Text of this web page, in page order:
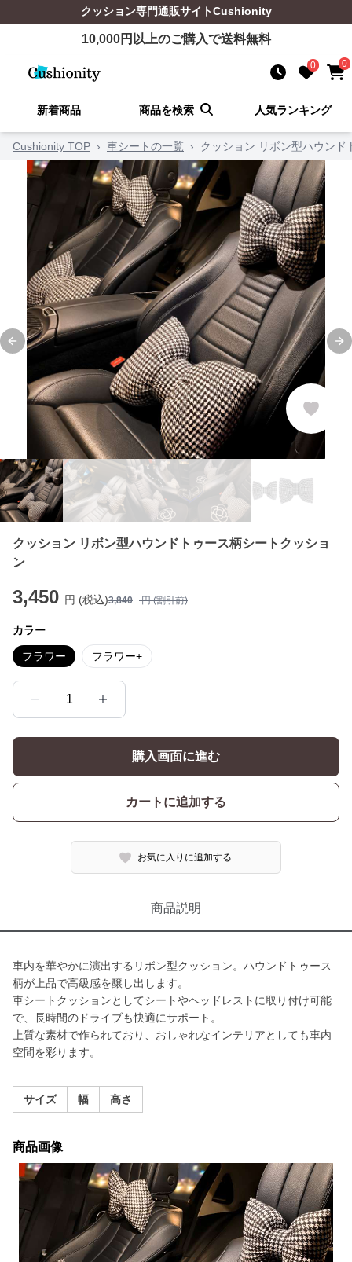
クッション専門通販サイトCushionity
10,000円以上のご購入で送料無料
0 0
新着商品 商品を検索 人気ランキング
Cushionity TOP › 車シートの一覧 › クッション リボン型ハウン
Previous slide
クッション リボン型ハウンドトゥース柄シートクッショ
ン
3,450 円 (税込)3,840 円 (割引前)
カラー
フラワー フラワー+
1
購入画面に進む
カートに追加する
お気に入りに追加する
商品説明
車内を華やかに演出するリボン型クッション。ハウンドトゥース
柄が上品で高級感を醸し出します。
車シートクッションとしてシートやヘッドレストに取り付け可能
で、長時間のドライブも快適にサポート。
上質な素材で作られており、おしゃれなインテリアとしても車内
空間を彩ります。
サイズ 幅 高さ
商品画像